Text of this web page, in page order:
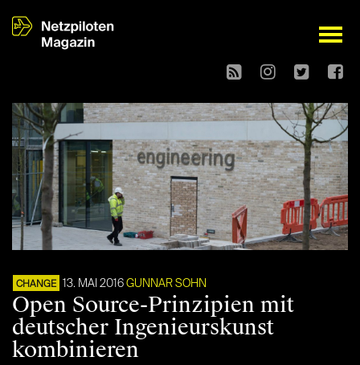
open
CHANGE 13. MAI 2016 GUNNAR SOHN
Open Source-Prinzipien mit
deutscher Ingenieurskunst
kombinieren